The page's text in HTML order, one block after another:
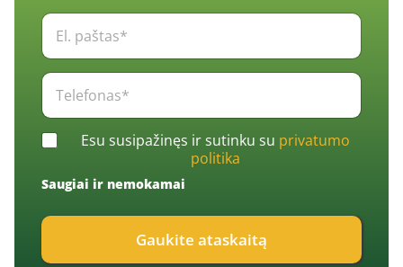
E
.
p
š
t
a
*
T
l
e
f
n
s
C
c
b
x
Esu susipažinęs ir sutinku su privatumo
politika
Saugiai ir nemokamai
Gaukite ataskaitą